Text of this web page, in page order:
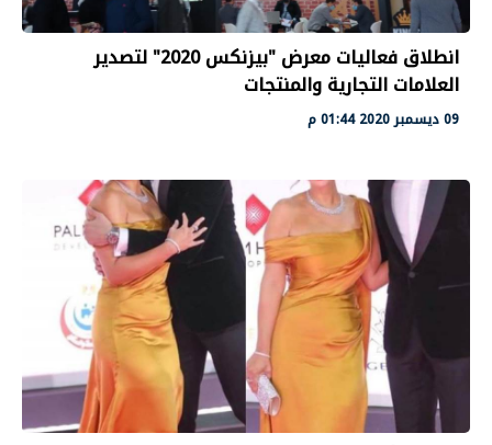
انطلاق فعاليات معرض "بيزنكس 2020" لتصدير
العلامات التجارية والمنتجات
09 ديسمبر 2020 01:44 م